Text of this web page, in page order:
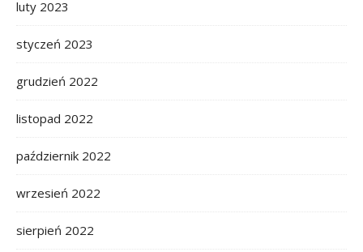
luty 2023
styczeń 2023
grudzień 2022
listopad 2022
październik 2022
wrzesień 2022
sierpień 2022